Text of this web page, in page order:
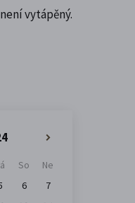
vytápěný.
So
Ne
6
7